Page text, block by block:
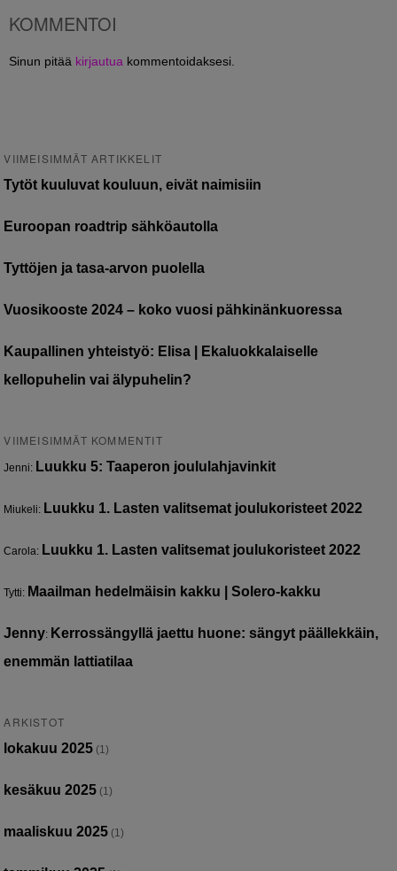
KOMMENTOI
Sinun pitää kirjautua kommentoidaksesi.
VIIMEISIMMÄT ARTIKKELIT
Tytöt kuuluvat kouluun, eivät naimisiin
Euroopan roadtrip sähköautolla
Tyttöjen ja tasa-arvon puolella
Vuosikooste 2024 – koko vuosi pähkinänkuoressa
Kaupallinen yhteistyö: Elisa | Ekaluokkalaiselle
kellopuhelin vai älypuhelin?
VIIMEISIMMÄT KOMMENTIT
Jenni: Luukku 5: Taaperon joululahjavinkit
Miukeli: Luukku 1. Lasten valitsemat joulukoristeet 2022
Carola: Luukku 1. Lasten valitsemat joulukoristeet 2022
Tytti: Maailman hedelmäisin kakku | Solero-kakku
Jenny: Kerrossängyllä jaettu huone: sängyt päällekkäin,
enemmän lattiatilaa
ARKISTOT
lokakuu 2025 (1)
kesäkuu 2025 (1)
maaliskuu 2025 (1)